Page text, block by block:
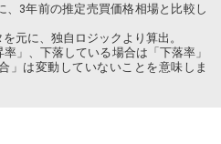
3年前の推定売買価格相場と比較し
元に、独自ロジックより算出。
」、下落している場合は「下落率」
」は変動していないことを意味しま